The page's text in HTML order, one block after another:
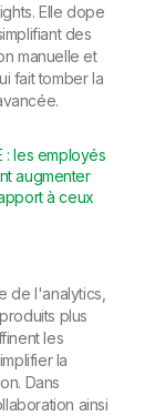
Elle dope
des
manuelle et
fait tomber la
: les employés
augmenter
à ceux
de l'analytics,
plus
les
la
Dans
ainsi